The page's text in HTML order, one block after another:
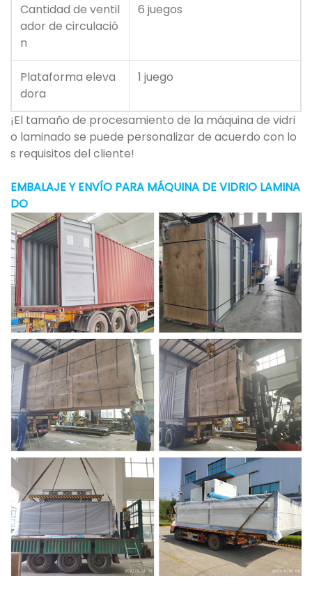
Cantidad de ventil
ador de circulació
n
6 juegos
Plataforma eleva
dora
1 juego
¡El tamaño de procesamiento de la máquina de vidri
o laminado se puede personalizar de acuerdo con lo
s requisitos del cliente!
EMBALAJE Y ENVÍO PARA MÁQUINA DE VIDRIO LAMINA
DO